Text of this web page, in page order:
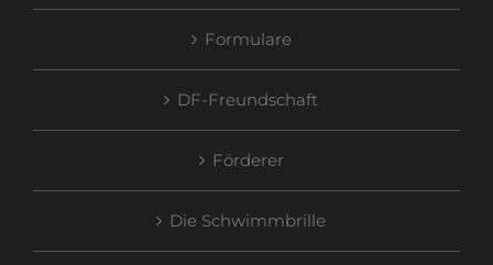
Formulare
DF-Freundschaft
Förderer
Die Schwimmbrille